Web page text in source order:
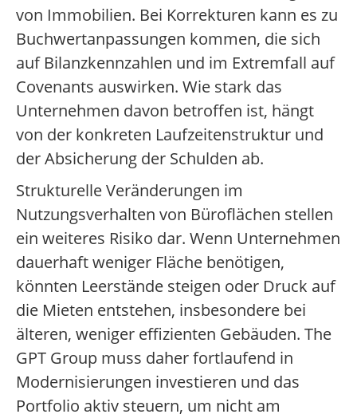
von Immobilien. Bei Korrekturen kann es zu
Buchwertanpassungen kommen, die sich
auf Bilanzkennzahlen und im Extremfall auf
Covenants auswirken. Wie stark das
Unternehmen davon betroffen ist, hängt
von der konkreten Laufzeitenstruktur und
der Absicherung der Schulden ab.
Strukturelle Veränderungen im
Nutzungsverhalten von Büroflächen stellen
ein weiteres Risiko dar. Wenn Unternehmen
dauerhaft weniger Fläche benötigen,
könnten Leerstände steigen oder Druck auf
die Mieten entstehen, insbesondere bei
älteren, weniger effizienten Gebäuden. The
GPT Group muss daher fortlaufend in
Modernisierungen investieren und das
Portfolio aktiv steuern, um nicht am